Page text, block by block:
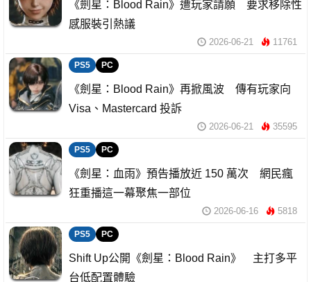
《劍星：Blood Rain》遭玩家請願 要求移除性
感服裝引熱議
2026-06-21 11761
PS5 PC
《劍星：Blood Rain》再掀風波 傳有玩家向
Visa、Mastercard 投訴
2026-06-21 35595
PS5 PC
《劍星：血雨》預告播放近 150 萬次 網民瘋
狂重播這一幕聚焦一部位
2026-06-16 5818
PS5 PC
Shift Up公開《劍星：Blood Rain》 主打多平
台低配置體驗